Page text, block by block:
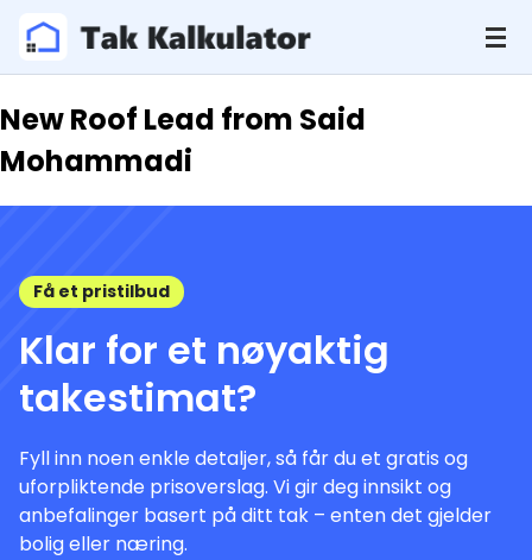
New Roof Lead from Said
Mohammadi
Få et pristilbud
Klar for et nøyaktig
takestimat?
Fyll inn noen enkle detaljer, så får du et gratis og
uforpliktende prisoverslag. Vi gir deg innsikt og
anbefalinger basert på ditt tak – enten det gjelder
bolig eller næring.